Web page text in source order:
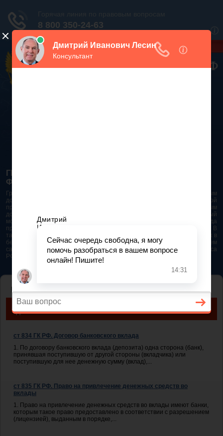
ГРАЖДАНСКИЙ КОДЕКС РОССИЙСКОЙ
ФЕДЕРАЦИИ 2026 - 2025
Гражданский Кодекс Российской Федерации является основным
документом правового поля в Российской Федерации. И именно по этой
причине в него часто вносят изменения. При работе с таким важным
документом необходимо убедиться в его актуальности на данный
момент. Разобраться во всех тонкостях и нюансах не всегда
представляется возможным. Особенно если это нужно сделать быстро. В
таком случае самым простым и эффективным решением будет звонок в
бесплатную юридическую консультацию. Телефон указан на нашем
сайте. На сайте опубликована последняя редакция Гражданского кодекса
РФ 2026 - 2025
ГРАЖДАНСКИЙ КОДЕКС РОССИЙСКОЙ ФЕДЕРАЦИИ. ГЛАВА
44
ст 834 ГК РФ. Договор банковского вклада
1. По договору банковского вклада (депозита) одна сторона (банк),
принявшая поступившую от другой стороны (вкладчика) или
поступившую для нее денежную сумму (вклад),...
ст 835 ГК РФ. Право на привлечение денежных средств во
вклады
1. Право на привлечение денежных средств во вклады имеют банки,
которым такое право предоставлено в соответствии с разрешением
(лицензией), выданным в порядке,...